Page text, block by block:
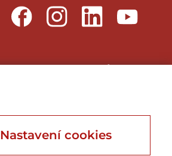
Nastavení cookies